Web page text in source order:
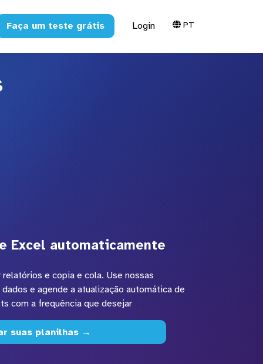
Faça um teste grátis Login PT
Excel automaticamente
e copia e cola. Use nossas
e agende a atualização automática de
com a frequência que desejar
suas planilhas →